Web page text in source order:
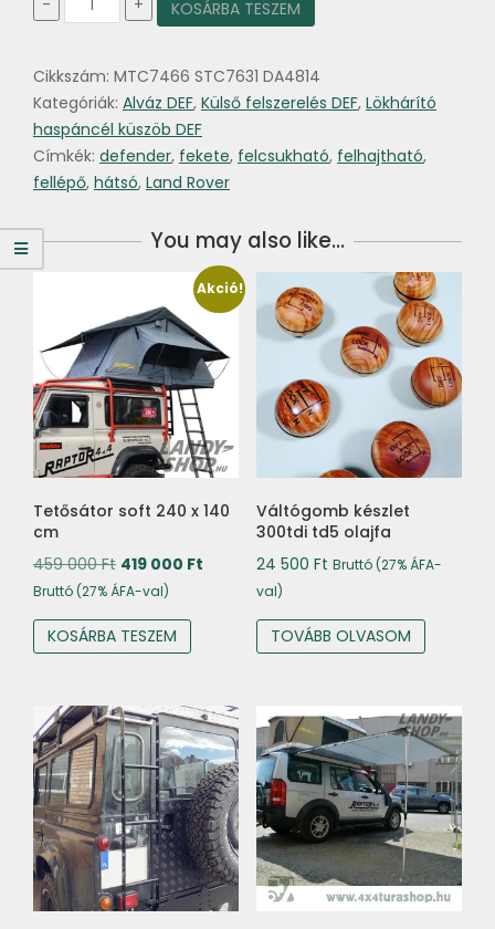
oldalsó
mennyiség
KOSÁRBA TESZEM
Cikkszám: MTC7466 STC7631 DA4814
Kategóriák: Alváz DEF, Külső felszerelés DEF, Lökhárító
haspáncél küszöb DEF
Címkék: defender, fekete, felcsukható, felhajtható,
fellépő, hátsó, Land Rover
You may also like…
Akció!
Tetősátor soft 240 x 140
cm
459 000Ft Original
price
was:
459
419 000 Ft Current
Bruttó (27% ÁFA-val)
KOSÁRBA TESZEM
Váltógomb készlet
300tdi td5 olajfa
24 500 Ft Bruttó (27% ÁFA-
val)
TOVÁBB OLVASOM